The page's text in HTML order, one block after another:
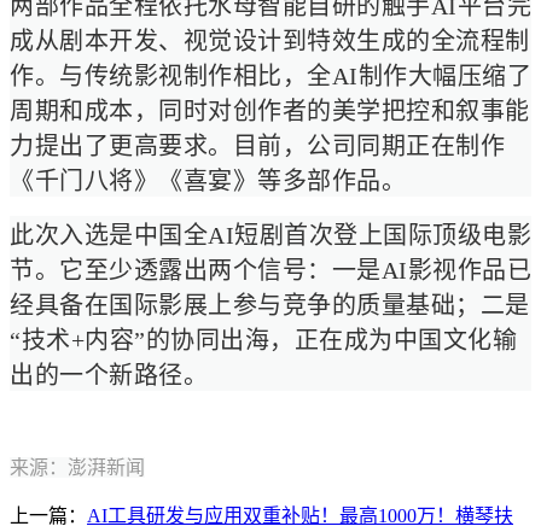
两部作品全程依托水母智能自研的触手AI平台完
成从剧本开发、视觉设计到特效生成的全流程制
作。与传统影视制作相比，全AI制作大幅压缩了
周期和成本，同时对创作者的美学把控和叙事能
力提出了更高要求。目前，公司同期正在制作
《千门八将》《喜宴》等多部作品。
此次入选是中国全AI短剧首次登上国际顶级电影
节。它至少透露出两个信号：一是AI影视作品已
经具备在国际影展上参与竞争的质量基础；二是
“技术+内容”的协同出海，正在成为中国文化输
出的一个新路径。
来源： 澎湃新闻
上一篇： AI工具研发与应用双重补贴！最高1000万！横琴扶